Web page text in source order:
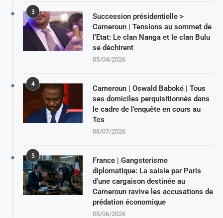
3
Succession présidentielle >
Cameroun | Tensions au sommet de
l’Etat: Le clan Nanga et le clan Bulu
se déchirent
05/04/2026
4
Cameroun | Oswald Baboké | Tous
ses domiciles perquisitionnés dans
le cadre de l’enquête en cours au
Tcs
08/07/2026
5
France | Gangsterisme
diplomatique: La saisie par Paris
d’une cargaison destinée au
Cameroun ravive les accusations de
prédation économique
05/06/2026